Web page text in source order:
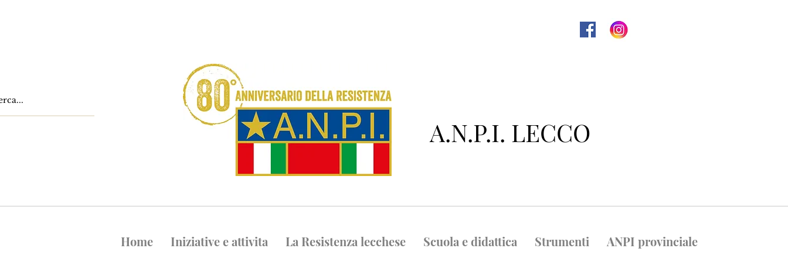
A.N.P.I. LECCO
Home Iniziative e attivita La Resistenza lecchese Scuola e didattica Strumenti ANPI provinciale